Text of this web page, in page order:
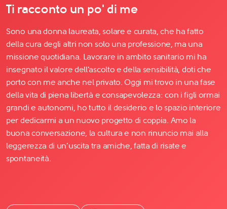
Ti racconto un po' di me
Sono una donna laureata, solare e curata, che ha fatto
della cura degli altri non solo una professione, ma una
missione quotidiana. Lavorare in ambito sanitario mi ha
insegnato il valore dell'ascolto e della sensibilità, doti che
porto con me anche nel privato. Oggi mi trovo in una fase
della vita di piena libertà e consapevolezza: con i figli ormai
grandi e autonomi, ho tutto il desiderio e lo spazio interiore
per dedicarmi a un nuovo progetto di coppia. Amo la
buona conversazione, la cultura e non rinuncio mai alla
leggerezza di un’uscita tra amiche, fatta di risate e
spontaneità.